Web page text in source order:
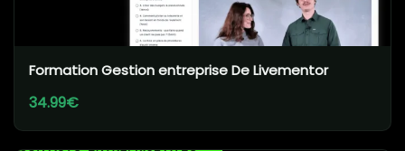
Formation Gestion entreprise De Livementor
34.99€